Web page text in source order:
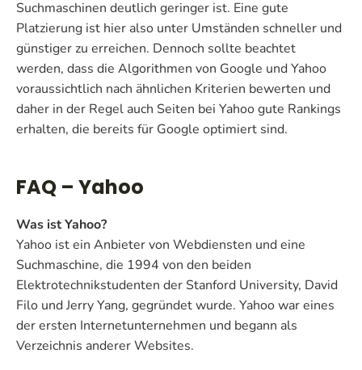
Suchmaschinen deutlich geringer ist. Eine gute
Platzierung ist hier also unter Umständen schneller und
günstiger zu erreichen. Dennoch sollte beachtet
werden, dass die Algorithmen von Google und Yahoo
voraussichtlich nach ähnlichen Kriterien bewerten und
daher in der Regel auch Seiten bei Yahoo gute Rankings
erhalten, die bereits für Google optimiert sind.
FAQ – Yahoo
Was ist Yahoo?
Yahoo ist ein Anbieter von Webdiensten und eine
Suchmaschine, die 1994 von den beiden
Elektrotechnikstudenten der Stanford University, David
Filo und Jerry Yang, gegründet wurde. Yahoo war eines
der ersten Internetunternehmen und begann als
Verzeichnis anderer Websites.